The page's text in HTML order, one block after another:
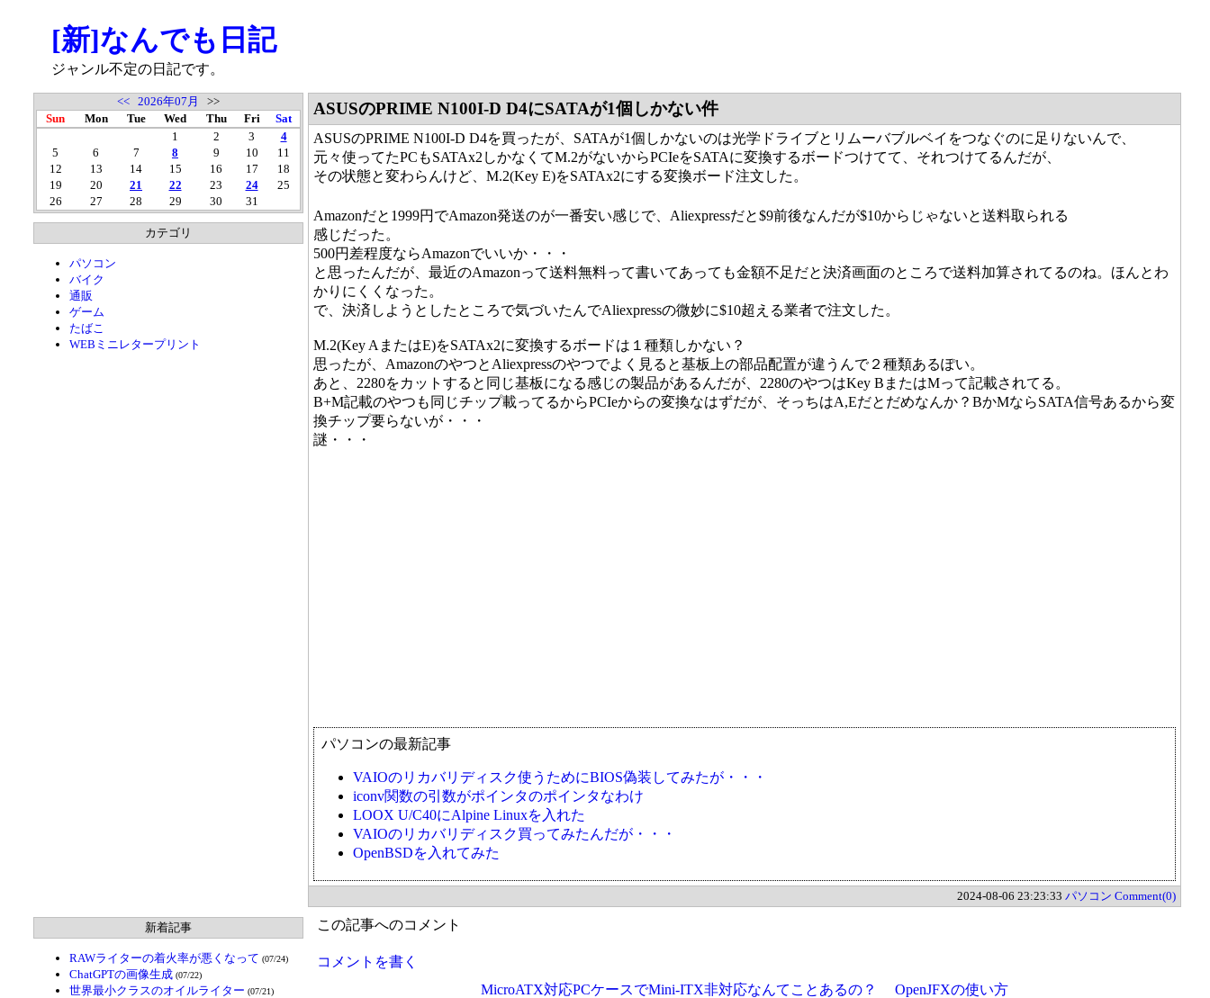
[新]なんでも日記
ジャンル不定の日記です。
<< 2026年07月
>>
Sun
Mon Tue Wed Thu Fri
Sat
1
2 3
4
5
6 7 8 9 10
11
12
13 14 15 16 17
18
19
20 21 22 23 24
25
26
27 28 29 30 31
カテゴリ
パソコン
バイク
通販
ゲーム
たばこ
WEBミニレタープリント
新着記事
RAWライターの着火率が悪くなって (07/24)
ChatGPTの画像生成 (07/22)
世界最小クラスのオイルライター (07/21)
ASUSのPRIME N100I-D D4にSATAが1個しかない件
ASUSのPRIME N100I-D D4を買ったが、SATAが1個しかないのは光学ドライブとリムーバブルベイをつなぐのに足りないんで、
元々使ってたPCもSATAx2しかなくてM.2がないからPCIeをSATAに変換するボードつけてて、それつけてるんだが、
その状態と変わらんけど、M.2(Key E)をSATAx2にする変換ボード注文した。
Amazonだと1999円でAmazon発送のが一番安い感じで、Aliexpressだと$9前後なんだが$10からじゃないと送料取られる
感じだった。
500円差程度ならAmazonでいいか・・・
と思ったんだが、最近のAmazonって送料無料って書いてあっても金額不足だと決済画面のところで送料加算されてるのね。ほんとわ
かりにくくなった。
で、決済しようとしたところで気づいたんでAliexpressの微妙に$10超える業者で注文した。
M.2(Key AまたはE)をSATAx2に変換するボードは１種類しかない？
思ったが、AmazonのやつとAliexpressのやつでよく見ると基板上の部品配置が違うんで２種類あるぽい。
あと、2280をカットすると同じ基板になる感じの製品があるんだが、2280のやつはKey BまたはMって記載されてる。
B+M記載のやつも同じチップ載ってるからPCIeからの変換なはずだが、そっちはA,Eだとだめなんか？BかMならSATA信号あるから変
換チップ要らないが・・・
謎・・・
パソコンの最新記事
VAIOのリカバリディスク使うためにBIOS偽装してみたが・・・
iconv関数の引数がポインタのポインタなわけ
LOOX U/C40にAlpine Linuxを入れた
VAIOのリカバリディスク買ってみたんだが・・・
OpenBSDを入れてみた
2024-08-06 23:23:33 パソコン Comment(0)
この記事へのコメント
コメントを書く
MicroATX対応PCケースでMini-ITX非対応なんてことあるの？
OpenJFXの使い方